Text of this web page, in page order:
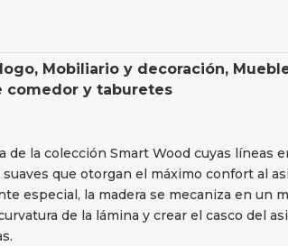
, Mobiliario y decoración,
comedor y taburetes
de la colección Smart Wood cuyas líneas
que otorgan el máximo confort al
especial, la madera se mecaniza en un
de la lámina y crear el casco del